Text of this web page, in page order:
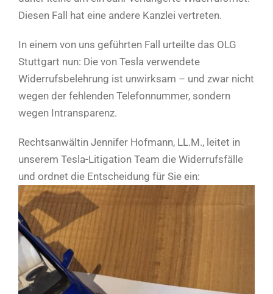
Diesen Fall hat eine andere Kanzlei vertreten.
In einem von uns geführten Fall urteilte das OLG
Stuttgart nun: Die von Tesla verwendete
Widerrufsbelehrung ist unwirksam – und zwar nicht
wegen der fehlenden Telefonnummer, sondern
wegen Intransparenz.
Rechtsanwältin Jennifer Hofmann, LL.M., leitet in
unserem Tesla-Litigation Team die Widerrufsfälle
und ordnet die Entscheidung für Sie ein: